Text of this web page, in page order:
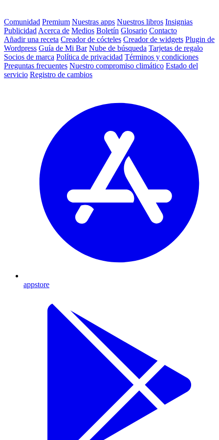
Comunidad Premium Nuestras apps Nuestros libros Insignias
Publicidad Acerca de Medios Boletín Glosario Contacto
Añadir una receta Creador de cócteles Creador de widgets Plugin de
Wordpress Guía de Mi Bar Nube de búsqueda Tarjetas de regalo
Socios de marca Política de privacidad Términos y condiciones
Preguntas frecuentes Nuestro compromiso climático Estado del
servicio Registro de cambios
appstore